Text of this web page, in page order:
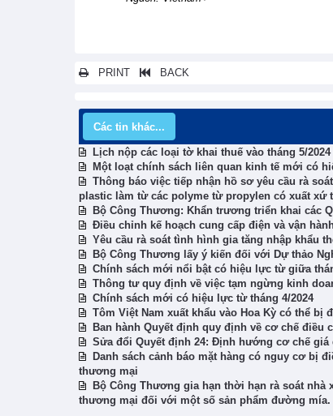
PRINT BACK
Các tin khác...
Lịch nộp các loại tờ khai thuế vào tháng 5/
Một loạt chính sách liên quan kinh tế mới có
Thông báo việc tiếp nhận hồ sơ yêu cầu rà
plastic làm từ các polyme từ propylen có xuất xứ
Bộ Công Thương: Khẩn trương triển khai các
Điều chỉnh kế hoạch cung cấp điện và vận
Yêu cầu rà soát tình hình gia tăng nhập khẩu
Bộ Công Thương lấy ý kiến đối với Dự thảo
Chính sách mới nổi bật có hiệu lực từ giữa
Thông tư quy định về việc tạm ngừng kinh
Chính sách mới có hiệu lực từ tháng 4/2024
Tôm Việt Nam xuất khẩu vào Hoa Kỳ có thể bị
Ban hành Quyết định quy định về cơ chế điều
Sửa đổi Quyết định 24: Định hướng cơ chế
Danh sách cảnh báo mặt hàng có nguy cơ bị
thương mại
Bộ Công Thương gia hạn thời hạn rà soát
thương mại đối với một số sản phẩm đường mía.